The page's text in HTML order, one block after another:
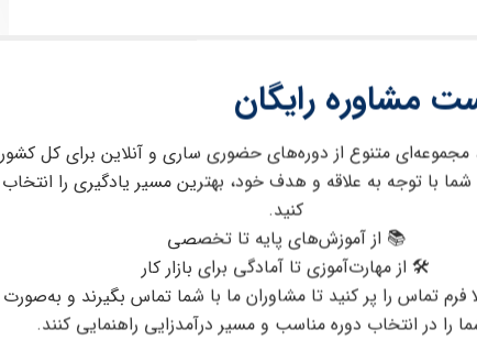
مشاوره رایگان
مجموعه‌ای متنوع از دوره‌های حضوری ساری و آنلاین برای کل کشور
با توجه به علاقه و هدف خود، بهترین مسیر یادگیری را انتخاب
کنید.
📚 از آموزش‌های پایه تا تخصصی
🛠 از مهارت‌آموزی تا آمادگی برای بازار کار
فرم تماس را پر کنید تا مشاوران ما با شما تماس بگیرند و به‌صورت
را در انتخاب دوره مناسب و مسیر درآمدزایی راهنمایی کنند.